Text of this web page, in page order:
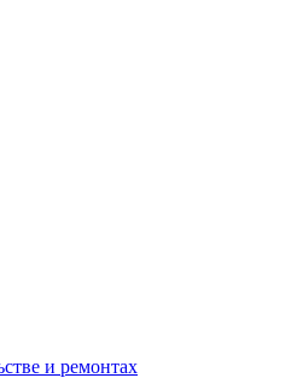
и ремонтах